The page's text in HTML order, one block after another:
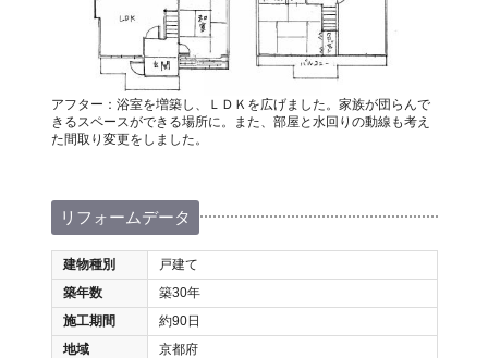
アフター：浴室を増築し、ＬＤＫを広げました。家族が団らんで
きるスペースができる場所に。また、部屋と水回りの動線も考え
た間取り変更をしました。
リフォームデータ
建物種別
戸建て
築年数
築30年
施工期間
約90日
地域
京都府